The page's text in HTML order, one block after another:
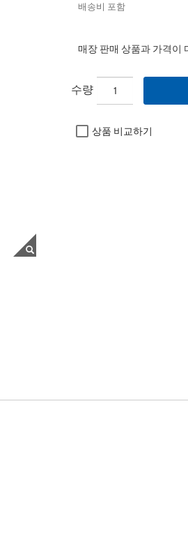
배송비 포함
매장 판매 상품과 가격이
수량
상품 비교하기